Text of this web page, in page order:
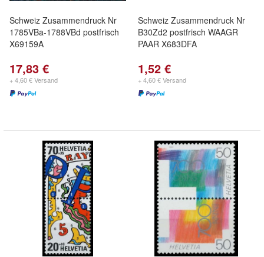
Schweiz Zusammendruck Nr
1785VBa-1788VBd postfrisch
X69159A
17,83 €
+ 4,60 € Versand
Schweiz Zusammendruck Nr
B30Zd2 postfrisch WAAGR
PAAR X683DFA
1,52 €
+ 4,60 € Versand